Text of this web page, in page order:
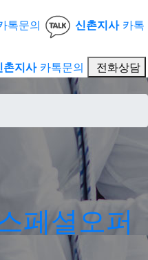
톡문의 신촌지사카톡
촌지사카톡문의 전화상담
페셜오퍼